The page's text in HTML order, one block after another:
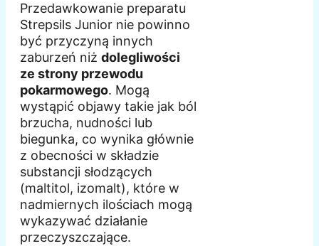
Przedawkowanie preparatu
Strepsils Junior nie powinno
być przyczyną innych
zaburzeń niż dolegliwości
ze strony przewodu
pokarmowego. Mogą
wystąpić objawy takie jak ból
brzucha, nudności lub
biegunka, co wynika głównie
z obecności w składzie
substancji słodzących
(maltitol, izomalt), które w
nadmiernych ilościach mogą
wykazywać działanie
przeczyszczające.